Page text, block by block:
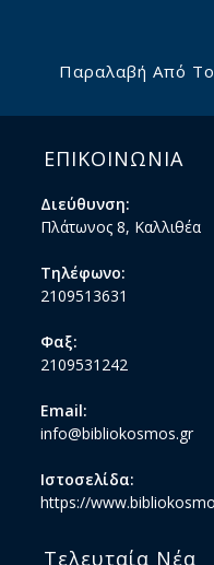
Παραλαβή Από
ΕΠΙΚΟΙΝΩΝΙΑ
Διεύθυνση:
Πλάτωνος 8, Καλλιθέα
Τηλέφωνο:
2109513631
Φαξ:
2109531242
Email:
info@bibliokosmos.gr
Ιστοσελίδα:
https://
Τελευταία Νέα